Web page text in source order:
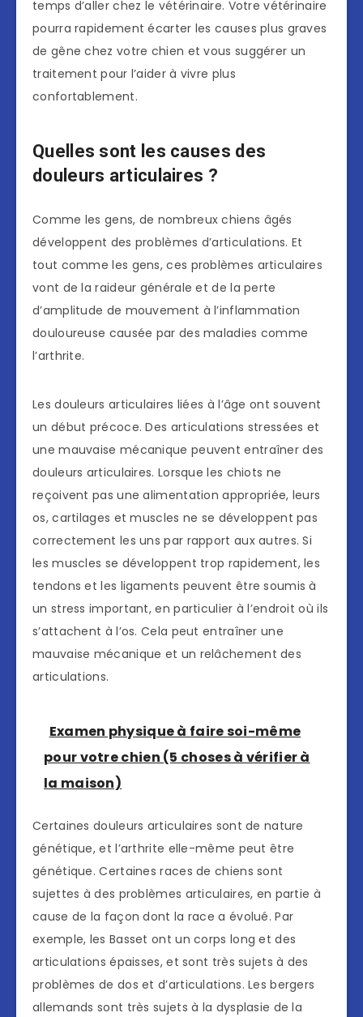
temps d’aller chez le vétérinaire. Votre vétérinaire
pourra rapidement écarter les causes plus graves
de gêne chez votre chien et vous suggérer un
traitement pour l’aider à vivre plus
confortablement.
Quelles sont les causes des
douleurs articulaires ?
Comme les gens, de nombreux chiens âgés
développent des problèmes d’articulations. Et
tout comme les gens, ces problèmes articulaires
vont de la raideur générale et de la perte
d’amplitude de mouvement à l’inflammation
douloureuse causée par des maladies comme
l’arthrite.
Les douleurs articulaires liées à l’âge ont souvent
un début précoce. Des articulations stressées et
une mauvaise mécanique peuvent entraîner des
douleurs articulaires. Lorsque les chiots ne
reçoivent pas une alimentation appropriée, leurs
os, cartilages et muscles ne se développent pas
correctement les uns par rapport aux autres. Si
les muscles se développent trop rapidement, les
tendons et les ligaments peuvent être soumis à
un stress important, en particulier à l’endroit où ils
s’attachent à l’os. Cela peut entraîner une
mauvaise mécanique et un relâchement des
articulations.
Examen physique à faire soi-même
pour votre chien (5 choses à vérifier à
la maison)
Certaines douleurs articulaires sont de nature
génétique, et l’arthrite elle-même peut être
génétique. Certaines races de chiens sont
sujettes à des problèmes articulaires, en partie à
cause de la façon dont la race a évolué. Par
exemple, les Basset ont un corps long et des
articulations épaisses, et sont très sujets à des
problèmes de dos et d’articulations. Les bergers
allemands sont très sujets à la dysplasie de la